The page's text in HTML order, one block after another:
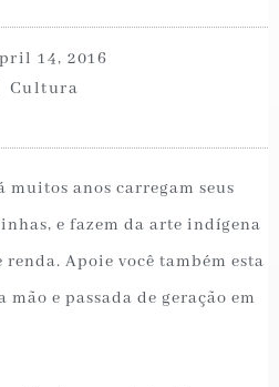
14, 2016
Cultura
muitos anos carregam seus
e fazem da arte indígena
Apoie você também esta
e passada de geração em